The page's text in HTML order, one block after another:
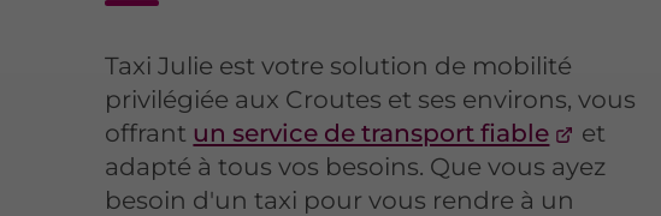
Taxi Julie est votre solution de mobilité
privilégiée aux Croutes et ses environs, vous
offrant un service de transport fiable
et
adapté à tous vos besoins. Que vous ayez
besoin d'un taxi pour vous rendre à un